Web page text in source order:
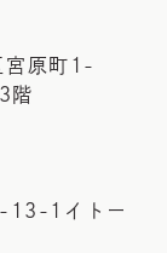
原町1-
階
13-1イトー